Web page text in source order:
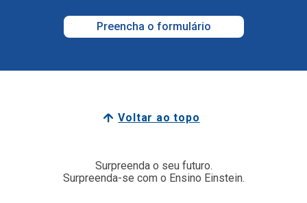
Preencha o formulário
Voltar ao topo
Surpreenda o seu futuro.
Surpreenda-se com o Ensino Einstein.